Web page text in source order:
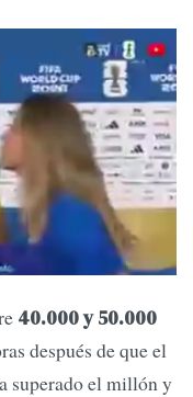
40.000 y 50.000
después de que el
superado el millón y